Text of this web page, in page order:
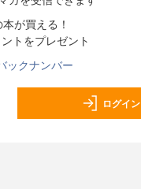
が買える！
トをプレゼント
ックナンバー
ログイン